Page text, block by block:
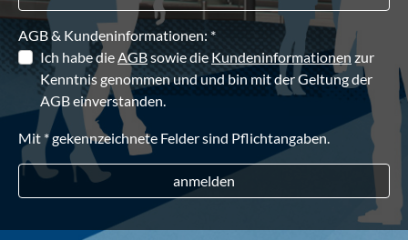
AGB & Kundeninformationen: *
AGB & Kundeninformationen: *
Ich habe dieAGBsowie die Kundeninformationen
Kenntnis genommen und und bin mit der Geltung der
AGB einverstanden.
Mit * gekennzeichnete Felder sind Pflichtangaben.
anmelden